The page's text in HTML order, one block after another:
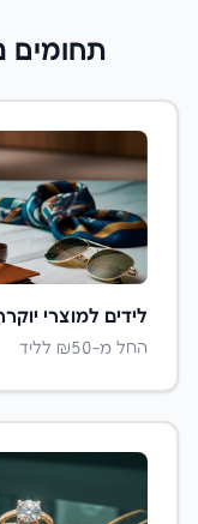
תחומים
לידים למוצרי
החל מ-₪50 לליד